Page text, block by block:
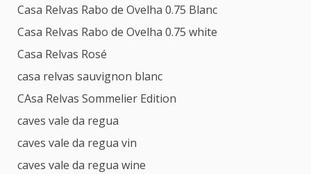
Casa Relvas Rabo de Ovelha 0.75 Blanc
Casa Relvas Rabo de Ovelha 0.75 white
Casa Relvas Rosé
casa relvas sauvignon blanc
CAsa Relvas Sommelier Edition
caves vale da regua
caves vale da regua vin
caves vale da regua wine